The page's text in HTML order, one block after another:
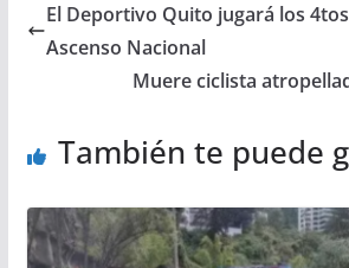
El Deportivo Quito jugará los
Ascenso Nacional
Muere ciclista
También te puede